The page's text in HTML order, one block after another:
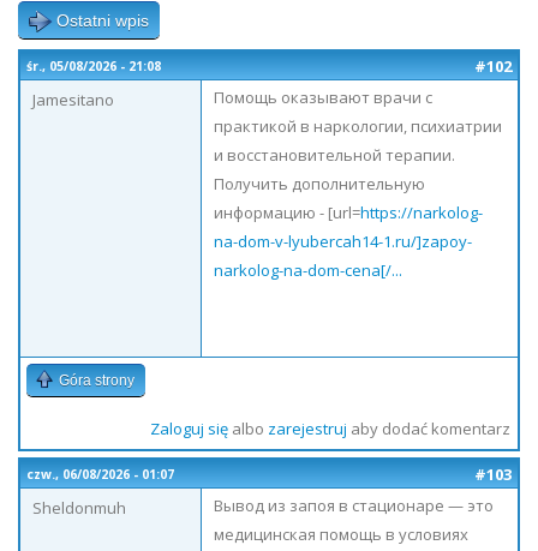
Ostatni wpis
śr., 05/08/2026 - 21:08
#102
Jamesitano
Помощь оказывают врачи с
практикой в наркологии, психиатрии
и восстановительной терапии.
Получить дополнительную
информацию - [url=https://narkolog-
na-dom-v-lyubercah14-1.ru/]zapoy-
narkolog-na-dom-cena[/...
Góra strony
Zaloguj sięalbo zarejestruj aby dodać komentarz
czw., 06/08/2026 - 01:07
#103
Sheldonmuh
Вывод из запоя в стационаре — это
медицинская помощь в условиях